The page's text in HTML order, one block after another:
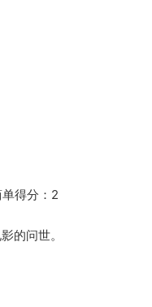
得分：2
的问世。